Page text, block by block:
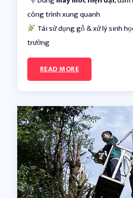
công trình xung quanh
Tái sử dụng gỗ & xử lý sinh
trường
READ MORE